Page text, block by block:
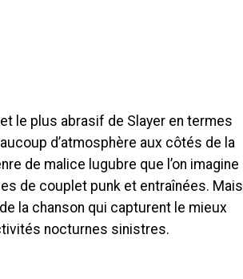
le plus abrasif de Slayer en termes
d’atmosphère aux côtés de la
de malice lugubre que l’on imagine
de couplet punk et entraînées. Mais
la chanson qui capturent le mieux
nocturnes sinistres.